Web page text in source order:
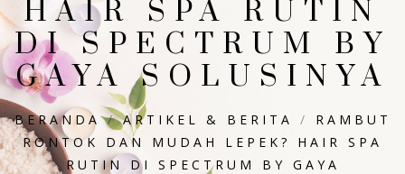
HAIR SPA RUTIN
DI SPECTRUM BY
GAYA SOLUSINYA
BERANDA /ARTIKEL & BERITA / RAMBUT
RONTOK DAN MUDAH LEPEK? HAIR SPA
RUTIN DI SPECTRUM BY GAYA